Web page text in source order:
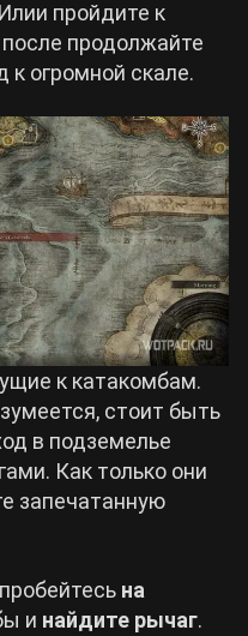
пройдите к
продолжайте
к огромной скале.
к катакомбам.
стоит быть
в подземелье
Как только они
запечатанную
на
и найдите рычаг.